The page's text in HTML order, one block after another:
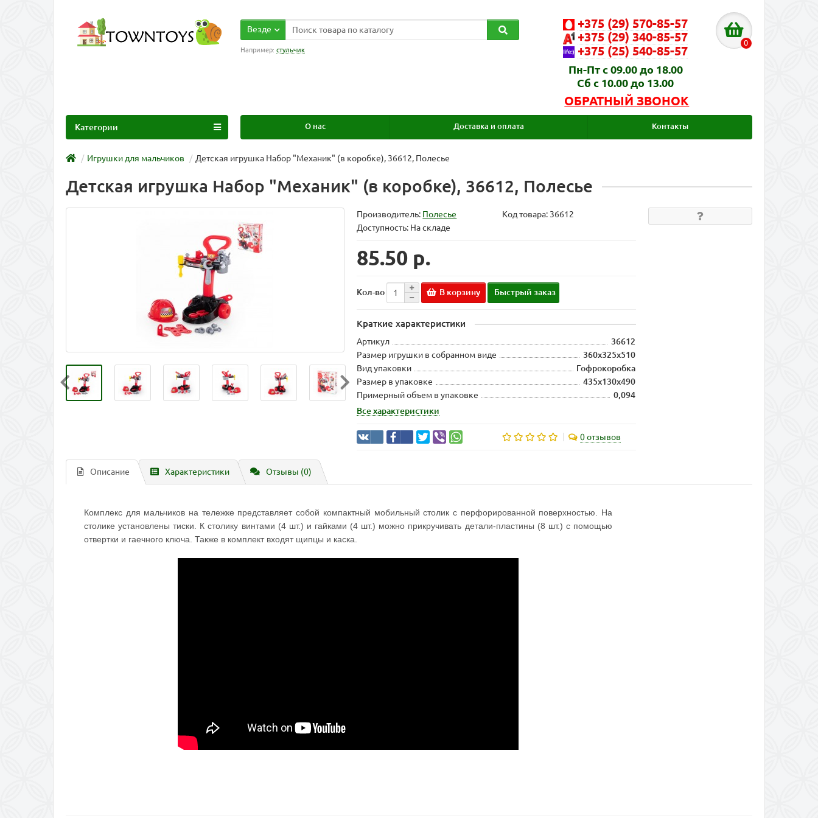
Везде
Например: стульчик
+375 (29) 570-85-57
+375 (29) 340-85-57
+375 (25) 540-85-57
Пн-Пт с 09.00 до 18.00
Сб с 10.00 до 13.00
ОБРАТНЫЙ ЗВОНОК
0
О нас Доставка и оплата Контакты
Категории
Игрушки для мальчиков Детская игрушка Набор "Механик" (в коробке), 36612, Полесье
Детская игрушка Набор "Механик" (в коробке), 36612, Полесье
Производитель: Полесье Код товара: 36612
Доступность: На складе
85.50 р.
Кол-во В корзину Быстрый заказ
Краткие характеристики
Артикул
36612
Размер игрушки в собранном виде
360х325х510
Вид упаковки
Гофрокоробка
Размер в упаковке
435х130х490
Примерный объем в упаковке
0,094
Все характеристики
0 отзывов
Описание Характеристики Отзывы (0)
Комплекс для мальчиков на тележке представляет собой компактный мобильный столик с перфорированной поверхностью. На
столике установлены тиски. К столику винтами (4 шт.) и гайками (4 шт.) можно прикручивать детали-пластины (8 шт.) с помощью
отвертки и гаечного ключа. Также в комплект входят щипцы и каска.